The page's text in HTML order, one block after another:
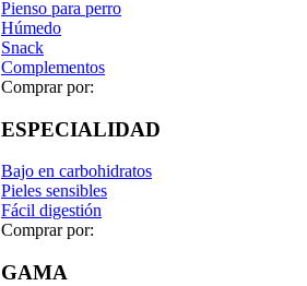
Pienso para perro
Húmedo
Snack
Complementos
Comprar por:
ESPECIALIDAD
Bajo en carbohidratos
Pieles sensibles
Fácil digestión
Comprar por:
GAMA